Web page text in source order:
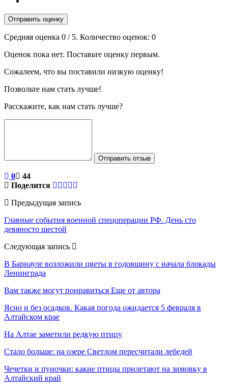
Отправить оценку
Средняя оценка 0 / 5. Количество оценок: 0
Оценок пока нет. Поставьте оценку первым.
Сожалеем, что вы поставили низкую оценку!
Позвольте нам стать лучше!
Расскажите, как нам стать лучше?
Отправить отзыв
0
44
Поделится
Предыдущая запись
Главные события военной спецоперации РФ. День сто
девяносто шестой
Следующая запись
В Барнауле возложили цветы в годовщину с начала блокады
Ленинграда
Вам также могут понравиться Еще от автора
Ясно и без осадков. Какая погода ожидается 5 февраля в
Алтайском крае
На Алтае заметили редкую птицу
Стало больше: на озере Светлом пересчитали лебедей
Чечетки и пуночки: какие птицы прилетают на зимовку в
Алтайский край